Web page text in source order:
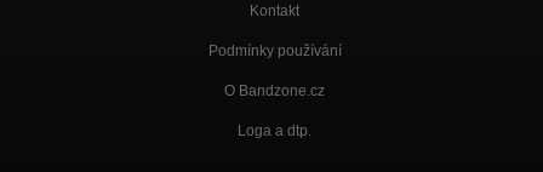
Kontakt
Podmínky používání
O Bandzone.cz
Loga a dtp.